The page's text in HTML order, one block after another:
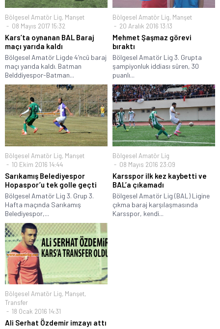
Bölgesel Amatör Lig, Manşet
08 Mayıs 2017 15:32
Kars’ta oynanan BAL Baraj
maçı yarıda kaldı
Bölgesel Amatör Ligde 4’ncü baraj
maçı yarıda kaldı. Batman
Belddiyespor-Batman...
Bölgesel Amatör Lig, Manşet
20 Aralık 2016 13:13
Mehmet Şaşmaz görevi
bıraktı
Bölgesel Amatör Lig 3. Grupta
şampiyonluk iddiası süren, 30
puanlı...
Bölgesel Amatör Lig, Manşet
10 Ekim 2016 14:44
Sarıkamış Belediyespor
Hopaspor’u tek golle geçti
Bölgesel Amatör Lig 3. Grup 3.
Hafta maçında Sarıkamış
Belediyespor,...
Bölgesel Amatör Lig
08 Mayıs 2016 23:09
Karsspor ilk kez kaybetti ve
BAL’a çıkamadı
Bölgesel Amatör Lig (BAL) Ligine
çıkma baraj karşılaşmasında
Karsspor, kendi...
Bölgesel Amatör Lig, Manşet,
Transfer
18 Ocak 2016 14:31
Ali Serhat Özdemir imzayı attı